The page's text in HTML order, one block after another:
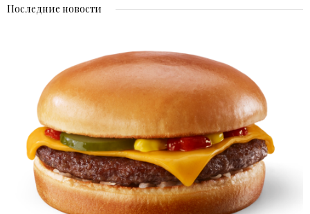
Последние новости